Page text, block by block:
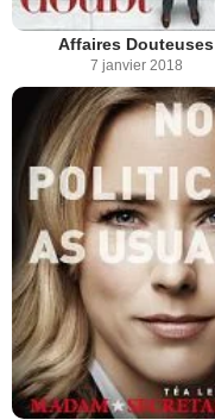
Affaires Douteuses
7 janvier 2018